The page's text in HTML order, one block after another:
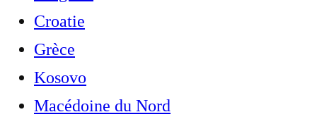
Croatie
Grèce
Kosovo
Macédoine du Nord